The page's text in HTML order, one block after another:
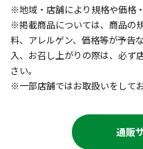
※地域・店舗により規格や価格
※掲載商品については、商品の
料、アレルゲン、価格等が予告
入、お召し上がりの際は、必ず
さい。
※一部店舗ではお取扱いをしてお
通販